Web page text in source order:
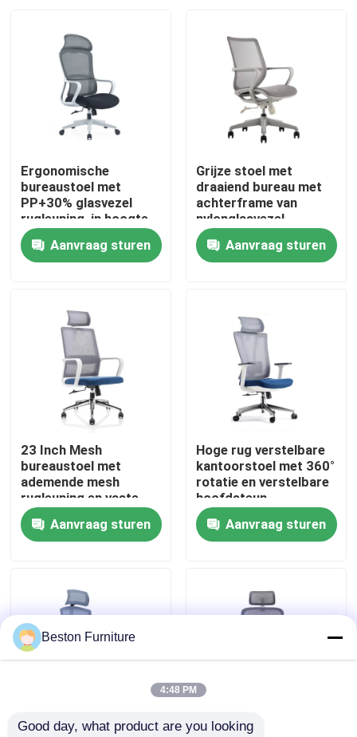
Producten
Over ons
Fabriekstocht
Kwaliteitscontrole
Neem contact met ons op
Gevallen
Bureau Werkstation Bureaus
Ergonomische
bureaustoel met
PP+30% glasvezel
rugleuning, in hoogte
verstelbaar en met
nylon wielen
Aanvraag sturen
Grijze stoel met
draaiend bureau met
achterframe van
nylonglasvezel,
schuimkussing en
zwarte PU-wielen
Aanvraag sturen
23 Inch Mesh
bureaustoel met
ademende mesh
rugleuning en vaste
armleuningen
Draaibare bureaustoel
Aanvraag sturen
Hoge rug verstelbare
kantoorstoel met 360°
rotatie en verstelbare
hoofdsteun
Aanvraag sturen
Grijsblauwe Grijze Witte Mesh
Beston Furniture
4:48 PM
Good day, what product are you looking